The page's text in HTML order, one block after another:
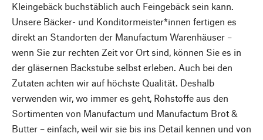
Kleingebäck buchstäblich auch Feingebäck sein kann.
Unsere Bäcker- und Konditormeister*innen fertigen es
direkt an Standorten der Manufactum Warenhäuser –
wenn Sie zur rechten Zeit vor Ort sind, können Sie es in
der gläsernen Backstube selbst erleben. Auch bei den
Zutaten achten wir auf höchste Qualität. Deshalb
verwenden wir, wo immer es geht, Rohstoffe aus den
Sortimenten von Manufactum und Manufactum Brot &
Butter – einfach, weil wir sie bis ins Detail kennen und von